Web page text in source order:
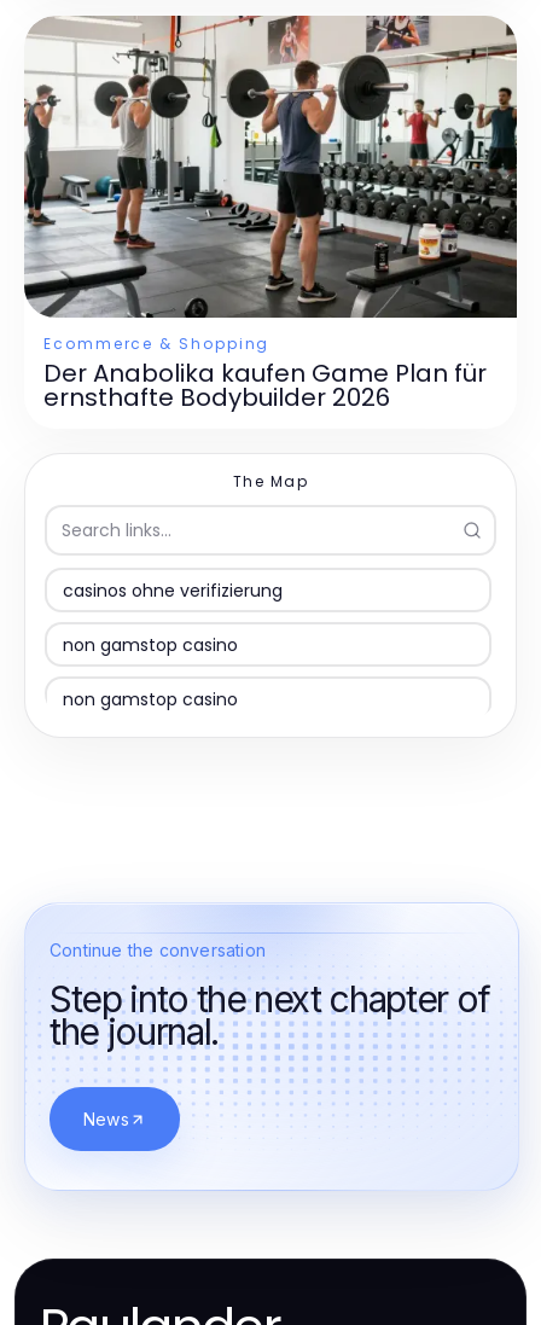
Ecommerce & Shopping
Der Anabolika kaufen Game Plan für
ernsthafte Bodybuilder 2026
The Map
casinos ohne verifizierung
non gamstop casino
non gamstop casino
informasi gadget
schnelle auszahlung casino
neue online casino
online casino schnelle auszahlung
Continue the conversation
Step into the next chapter of
the journal.
News